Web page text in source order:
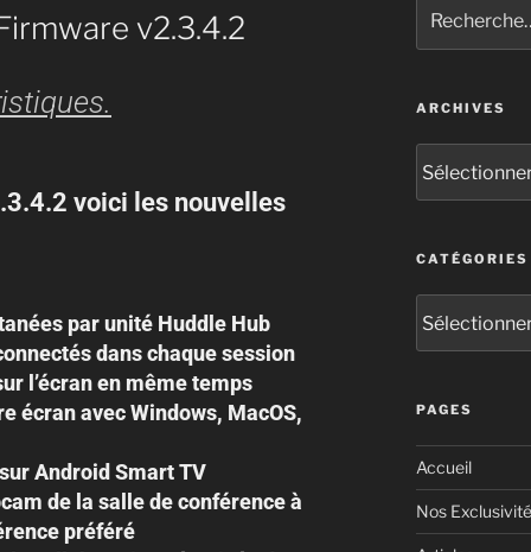
v2.3.4.2
voici les nouvelles
par unité Huddle Hub
dans chaque session
l’écran en même temps
écran avec Windows, MacOS,
Android Smart TV
de la salle de conférence à
préféré
ARCHIVES
CATÉGORIES
PAGES
Accueil
Nos